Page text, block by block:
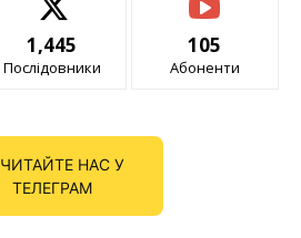
1,445
Послідовники
105
Абоненти
ЧИТАЙТЕ НАС У
ТЕЛЕГРАМ